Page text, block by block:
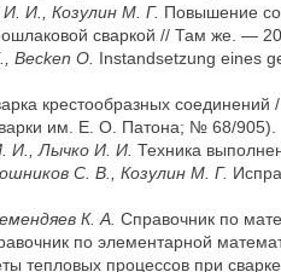
И., Козулин М. Г. Повышение
сваркой // Там же. —
Becken O. Instandsetzung eines
крестообразных
им. Е. О. Патона; № 68/905).
И., Лычко И. И. Техника
С. В., Козулин М. Г.
К. А. Справочник по
по элементарной
тепловых процессов при